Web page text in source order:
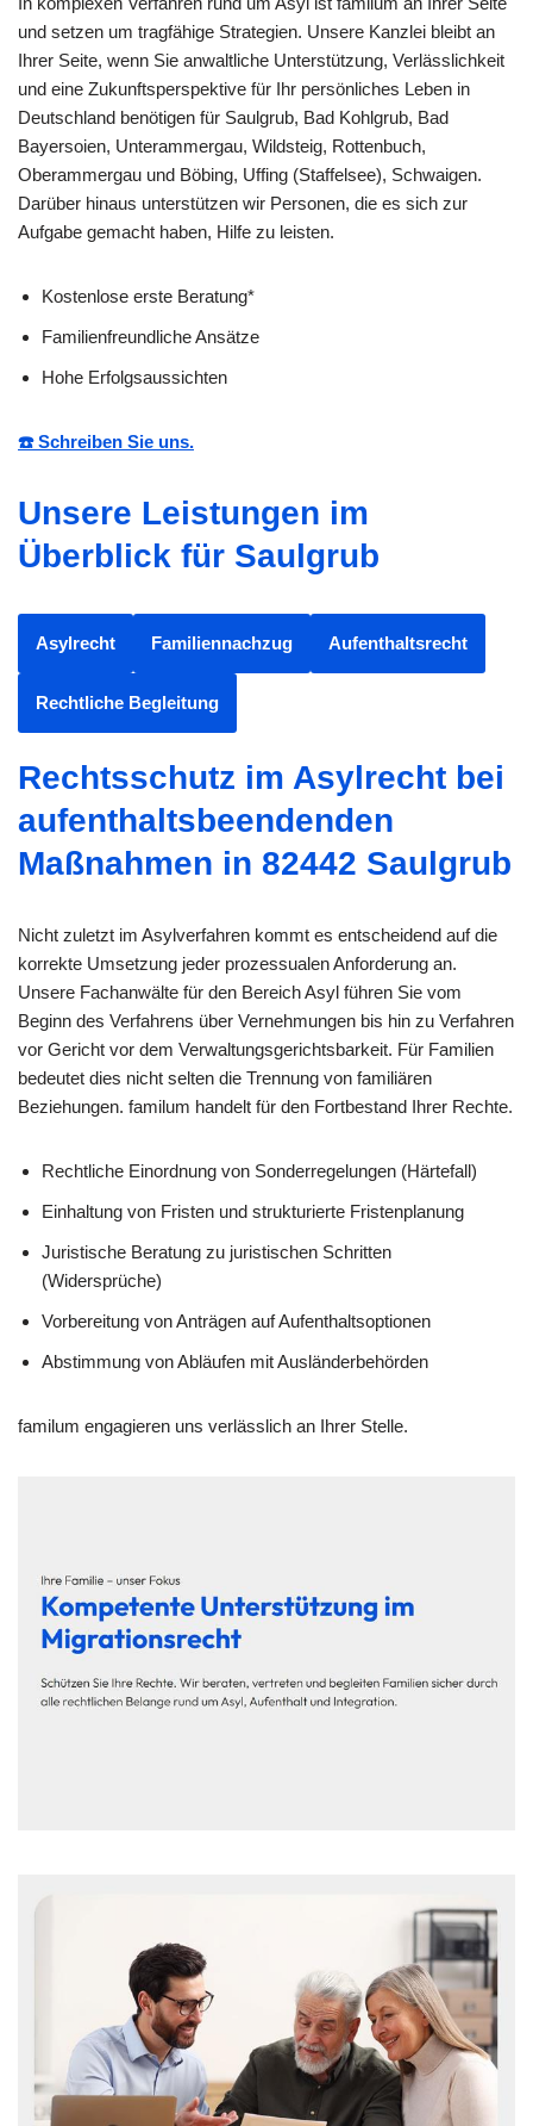
und setzen um tragfähige Strategien. Unsere Kanzlei bleibt an
Ihrer Seite, wenn Sie anwaltliche Unterstützung, Verlässlichkeit
und eine Zukunftsperspektive für Ihr persönliches Leben in
Deutschland benötigen für Saulgrub, Bad Kohlgrub, Bad
Bayersoien, Unterammergau, Wildsteig, Rottenbuch,
Oberammergau und Böbing, Uffing (Staffelsee), Schwaigen.
Darüber hinaus unterstützen wir Personen, die es sich zur
Aufgabe gemacht haben, Hilfe zu leisten.
Kostenlose erste Beratung*
Familienfreundliche Ansätze
Hohe Erfolgsaussichten
☎️ Schreiben Sie uns.
Unsere Leistungen im
Überblick für Saulgrub
Asylrecht Familiennachzug Aufenthaltsrecht
Rechtliche Begleitung
Rechtsschutz im Asylrecht bei
aufenthaltsbeendenden
Maßnahmen in 82442 Saulgrub
Nicht zuletzt im Asylverfahren kommt es entscheidend auf die
korrekte Umsetzung jeder prozessualen Anforderung an.
Unsere Fachanwälte für den Bereich Asyl führen Sie vom
Beginn des Verfahrens über Vernehmungen bis hin zu Verfahren
vor Gericht vor dem Verwaltungsgerichtsbarkeit. Für Familien
bedeutet dies nicht selten die Trennung von familiären
Beziehungen. familum handelt für den Fortbestand Ihrer Rechte.
Rechtliche Einordnung von Sonderregelungen (Härtefall)
Einhaltung von Fristen und strukturierte Fristenplanung
Juristische Beratung zu juristischen Schritten
(Widersprüche)
Vorbereitung von Anträgen auf Aufenthaltsoptionen
Abstimmung von Abläufen mit Ausländerbehörden
familum engagieren uns verlässlich an Ihrer Stelle.